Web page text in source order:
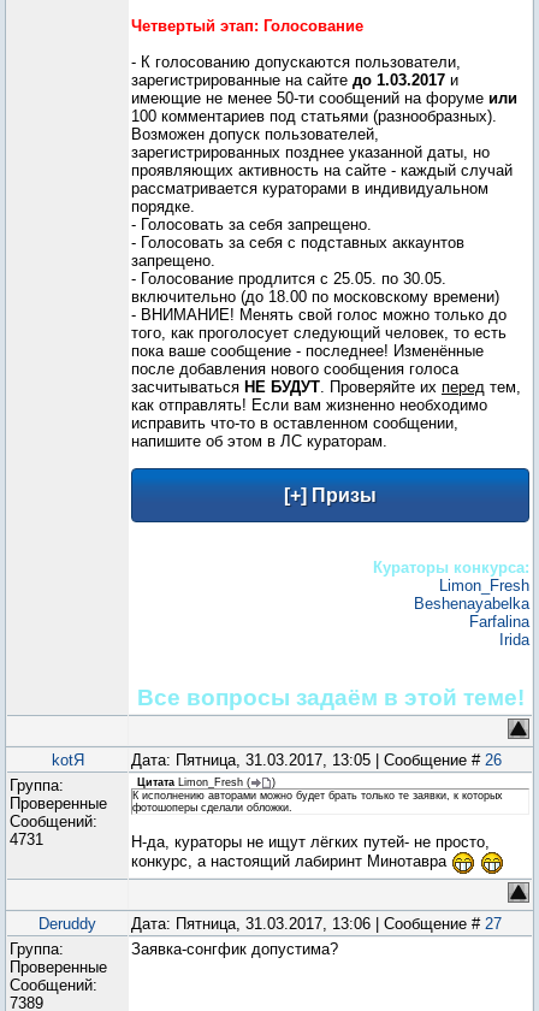
Четвертый этап: Голосование
- К голосованию допускаются пользователи,
зарегистрированные на сайте до 1.03.2017 и
имеющие не менее 50-ти сообщений на форуме или
100 комментариев под статьями (разнообразных).
Возможен допуск пользователей,
зарегистрированных позднее указанной даты, но
проявляющих активность на сайте - каждый случай
рассматривается кураторами в индивидуальном
порядке.
- Голосовать за себя запрещено.
- Голосовать за себя с подставных аккаунтов
запрещено.
- Голосование продлится с 25.05. по 30.05.
включительно (до 18.00 по московскому времени)
- ВНИМАНИЕ! Менять свой голос можно только до
того, как проголосует следующий человек, то есть
пока ваше сообщение - последнее! Изменённые
после добавления нового сообщения голоса
засчитываться НЕ БУДУТ. Проверяйте их перед тем,
как отправлять! Если вам жизненно необходимо
исправить что-то в оставленном сообщении,
напишите об этом в ЛС кураторам.
Кураторы конкурса:
Limon_Fresh
Beshenayabelka
Farfalina
Irida
Все вопросы задаём в этой теме!
kotЯ Дата: Пятница, 31.03.2017, 13:05 | Сообщение # 26
Группа:
Проверенные
Сообщений:
4731
Цитата Limon_Fresh (
)
К исполнению авторами можно будет брать только те заявки, к которых
фотошоперы сделали обложки.
Н-да, кураторы не ищут лёгких путей- не просто,
конкурс, а настоящий лабиринт Минотавра
Deruddy Дата: Пятница, 31.03.2017, 13:06 | Сообщение # 27
Группа:
Проверенные
Сообщений:
7389
Заявка-сонгфик допустима?